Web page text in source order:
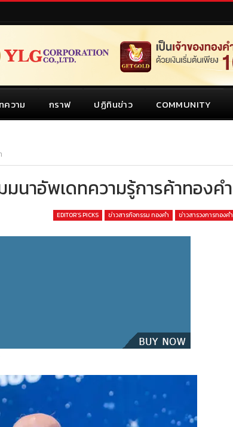
ความ กราฟ ปฏิทินข่าว COMMUNITY
นาอัพเดทความรู้การค้าทองคำ
EDITOR’S PICKS ข่าวสารกิจกรรม ทองคำ ข่าวสารวงการทองคำ